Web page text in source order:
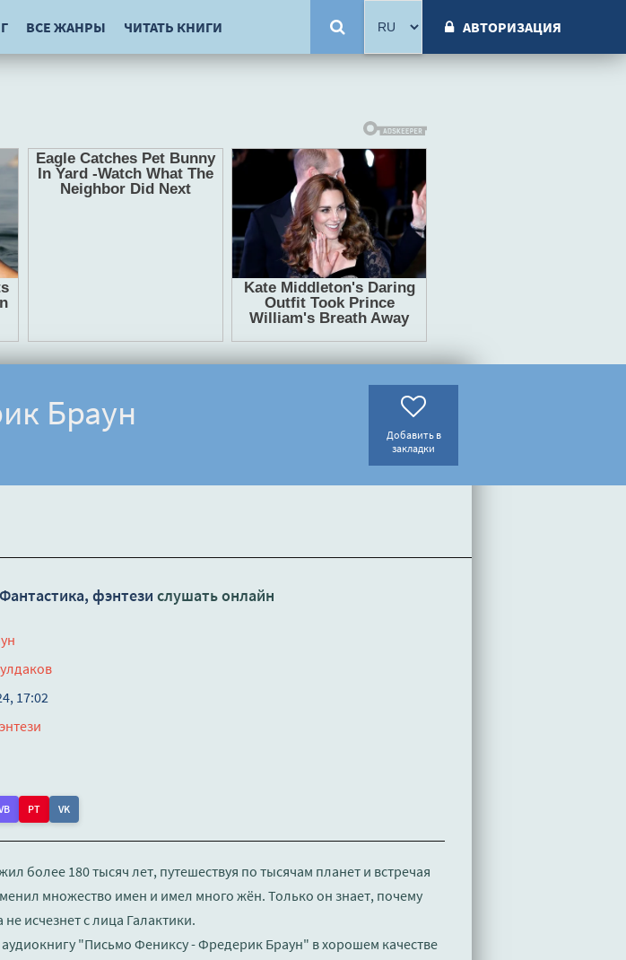
ВСЕ ЖАНРЫ ЧИТАТЬ КНИГИ АВТОРИЗАЦИЯ
Браун
Добавить в
закладки
Фантастика, фэнтези слушать онлайн
17:02
PT VK
более 180 тысяч лет, путешествуя по тысячам планет и встречая
множество имен и имел много жён. Только он знает, почему
исчезнет с лица Галактики.
"Письмо Фениксу - Фредерик Браун" в хорошем качестве